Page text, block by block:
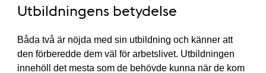
Utbildningens betydelse
Båda två är nöjda med sin utbildning och känner att
den förberedde dem väl för arbetslivet. Utbildningen
innehöll det mesta som de behövde kunna när de kom